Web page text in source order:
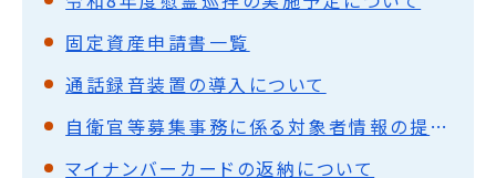
固定資産申請書一覧
通話録⾳装置の導⼊について
自衛官等募集事務に係る対象者情報の提供について
マイナンバーカードの返納について